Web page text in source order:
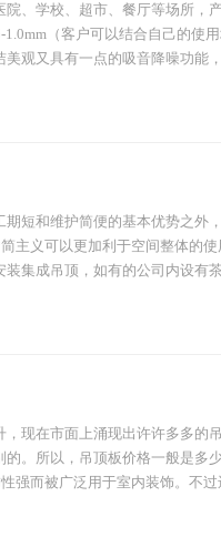
、学校、超市、餐厅等场所
（客户可以结合自己的
观又具有一点的吸音降噪功能
短和维护简便的基本优势之外
主义可以更加利于空间整体的
集成吊顶，如有的公司内设有
现在市面上涌现出许许多多
。所以，吊顶板价格一般是多
强而被广泛用于室内装饰。不